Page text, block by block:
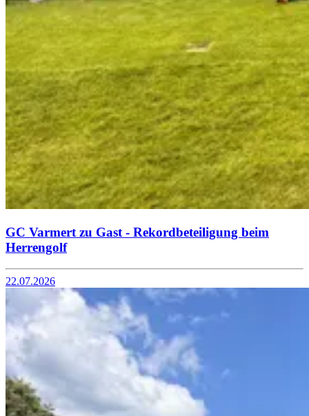
GC Varmert zu Gast - Rekordbeteiligung beim
Herrengolf
22.07.2026